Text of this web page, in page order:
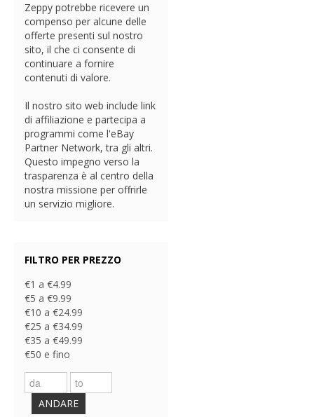
Zeppy potrebbe ricevere un
compenso per alcune delle
offerte presenti sul nostro
sito, il che ci consente di
continuare a fornire
contenuti di valore.
Il nostro sito web include link
di affiliazione e partecipa a
programmi come l'eBay
Partner Network, tra gli altri.
Questo impegno verso la
trasparenza è al centro della
nostra missione per offrirle
un servizio migliore.
FILTRO PER PREZZO
€1 a €4.99
€5 a €9.99
€10 a €24.99
€25 a €34.99
€35 a €49.99
€50 e fino
ANDARE